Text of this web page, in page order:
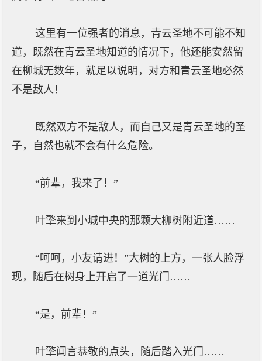
这里有一位强者的消息，青云圣地不可能不知
道，既然在青云圣地知道的情况下，他还能安然留
在柳城无数年，就足以说明，对方和青云圣地必然
不是敌人！
既然双方不是敌人，而自己又是青云圣地的圣
子，自然也就不会有什么危险。
“前辈，我来了！”
叶擎来到小城中央的那颗大柳树附近道……
“呵呵，小友请进！”大树的上方，一张人脸浮
现，随后在树身上开启了一道光门……
“是，前辈！”
叶擎闻言恭敬的点头，随后踏入光门……